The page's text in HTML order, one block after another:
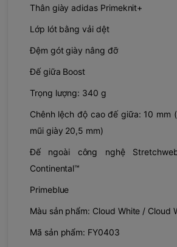
Thân giày adidas Primeknit+
Lớp lót bằng vải dệt
Đệm gót giày nâng đỡ
Đế giữa Boost
Trọng lượng: 340 g
Chênh lệch độ cao đế giữa: 10 mm
mũi giày 20,5 mm)
Đế ngoài công nghệ
Continental™
Primeblue
Màu sản phẩm: Cloud White / Cloud
Mã sản phẩm: FY0403